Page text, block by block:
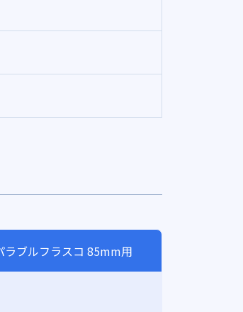
ラブルフラスコ 85mm用